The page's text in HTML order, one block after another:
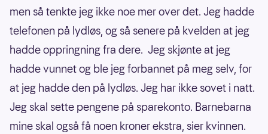
men så tenkte jeg ikke noe mer over det. Jeg hadde
telefonen på lydløs, og så senere på kvelden at jeg
hadde oppringning fra dere. Jeg skjønte at jeg
hadde vunnet og ble jeg forbannet på meg selv, for
at jeg hadde den på lydløs. Jeg har ikke sovet i natt.
Jeg skal sette pengene på sparekonto. Barnebarna
mine skal også få noen kroner ekstra, sier kvinnen.